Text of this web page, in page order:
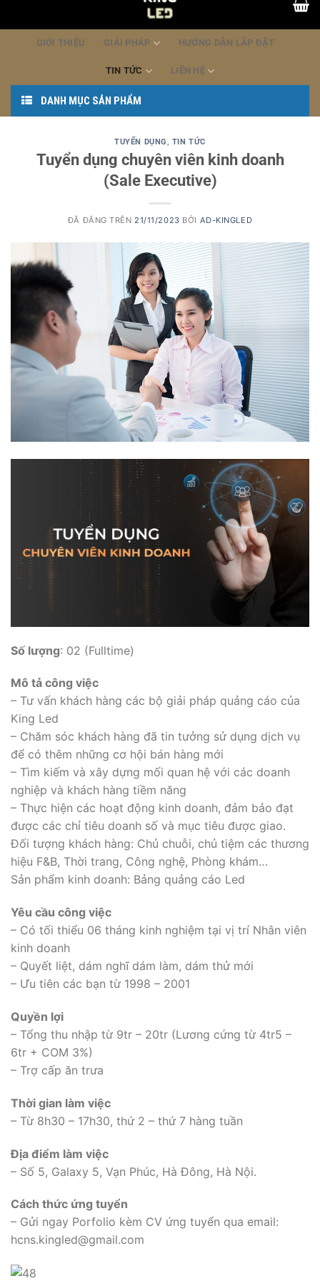
GIỚI THIỆU GIẢI PHÁP HƯỚNG DẪN LẮP ĐẶT
TIN TỨC LIÊN HỆ
DANH MỤC SẢN PHẨM
TUYỂN DỤNG TIN TỨC
Tuyển dụng chuyên viên kinh doanh
(Sale Executive)
ĐÃ ĐĂNG TRÊN21/11/2023 BỞI AD-KINGLED
Số lượng: 02 (Fulltime)
Mô tả công việc
– Tư vấn khách hàng các bộ giải pháp quảng cáo của
King Led
– Chăm sóc khách hàng đã tin tưởng sử dụng dịch vụ
để có thêm những cơ hội bán hàng mới
– Tìm kiếm và xây dựng mối quan hệ với các doanh
nghiệp và khách hàng tiềm năng
– Thực hiện các hoạt động kinh doanh, đảm bảo đạt
được các chỉ tiêu doanh số và mục tiêu được giao.
Đối tượng khách hàng: Chủ chuỗi, chủ tiệm các thương
hiệu F&B, Thời trang, Công nghệ, Phòng khám…
Sản phẩm kinh doanh: Bảng quảng cáo Led
Yêu cầu công việc
– Có tối thiểu 06 tháng kinh nghiệm tại vị trí Nhân viên
kinh doanh
– Quyết liệt, dám nghĩ dám làm, dám thử mới
– Ưu tiên các bạn từ 1998 – 2001
Quyền lợi
– Tổng thu nhập từ 9tr – 20tr (Lương cứng từ 4tr5 –
6tr + COM 3%)
– Trợ cấp ăn trưa
Thời gian làm việc
– Từ 8h30 – 17h30, thứ 2 – thứ 7 hàng tuần
Địa điểm làm việc
– Số 5, Galaxy 5, Vạn Phúc, Hà Đông, Hà Nội.
Cách thức ứng tuyển
– Gửi ngay Porfolio kèm CV ứng tuyển qua email:
hcns.kingled@gmail.com